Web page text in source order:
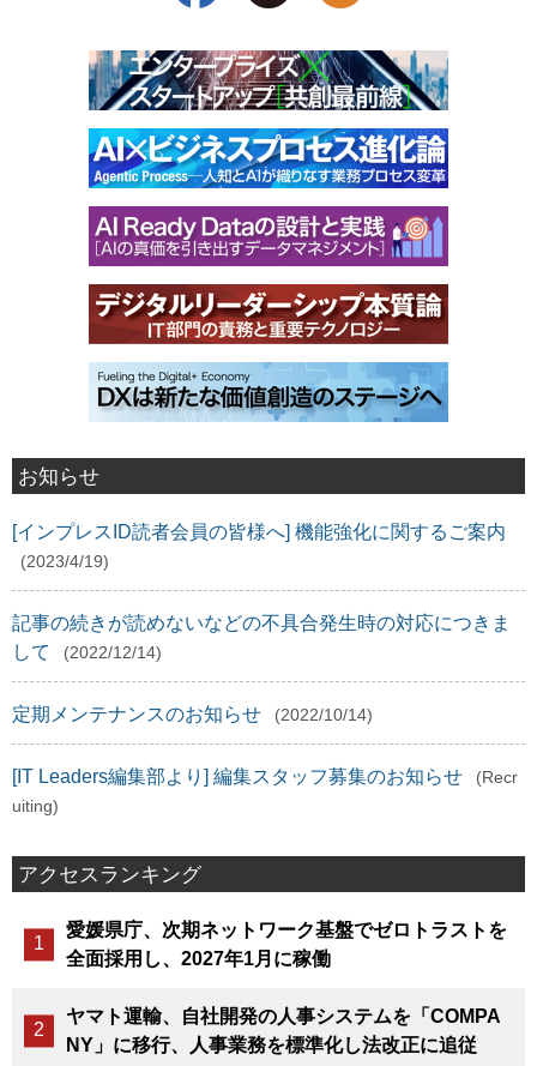
お知らせ
[インプレスID読者会員の皆様へ] 機能強化に関するご案内
(2023/4/19)
記事の続きが読めないなどの不具合発生時の対応につきま
して
(2022/12/14)
定期メンテナンスのお知らせ (2022/10/14)
[IT Leaders編集部より] 編集スタッフ募集のお知らせ
(Recr
uiting)
アクセスランキング
愛媛県庁、次期ネットワーク基盤でゼロトラストを
全面採用し、2027年1月に稼働
ヤマト運輸、自社開発の人事システムを「COMPA
NY」に移行、人事業務を標準化し法改正に追従